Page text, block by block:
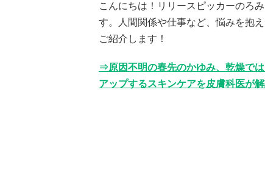
こんにちは！リリースピッカーのろ
す。人間関係や仕事など、悩みを抱
ご紹介します！
⇒原因不明の春先のかゆみ、乾燥で
アップするスキンケアを皮膚科医が